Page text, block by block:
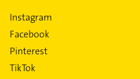
Instagram
Facebook
Pinterest
TikTok